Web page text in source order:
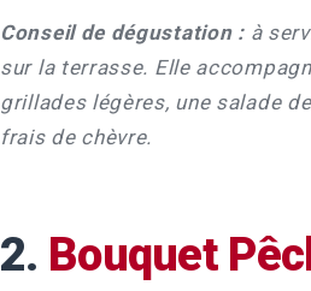
Conseil de dégustation : à
sur la terrasse. Elle
grillades légères, une salade
frais de chèvre.
2. Bouquet